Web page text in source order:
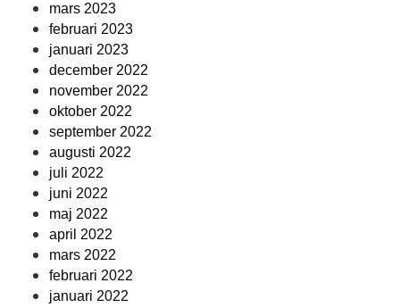
mars 2023
februari 2023
januari 2023
december 2022
november 2022
oktober 2022
september 2022
augusti 2022
juli 2022
juni 2022
maj 2022
april 2022
mars 2022
februari 2022
januari 2022